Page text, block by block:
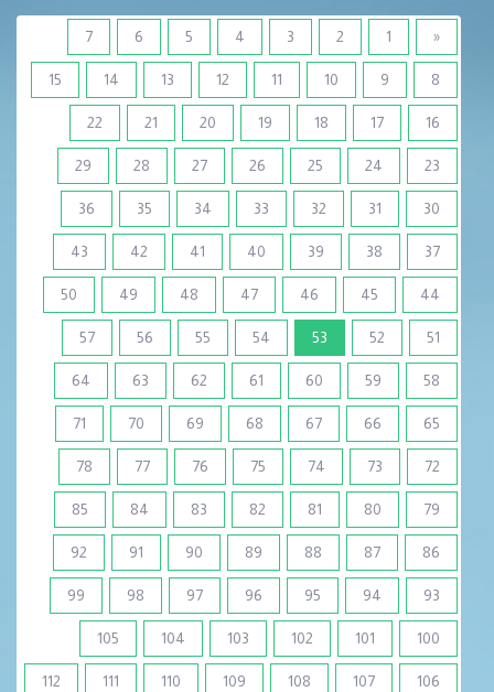
«
1
2
3
4
5
6
7
8
9
10
11
12
13
14
15
16
17
18
19
20
21
22
23
24
25
26
27
28
29
30
31
32
33
34
35
36
37
38
39
40
41
42
43
44
45
46
47
48
49
50
51
52
53
(current)
54
55
56
57
58
59
60
61
62
63
64
65
66
67
68
69
70
71
72
73
74
75
76
77
78
79
80
81
82
83
84
85
86
87
88
89
90
91
92
93
94
95
96
97
98
99
100
101
102
103
104
105
106
107
108
109
110
111
112